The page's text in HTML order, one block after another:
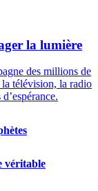
la lumière
des millions de
la télévision, la radio
véritable